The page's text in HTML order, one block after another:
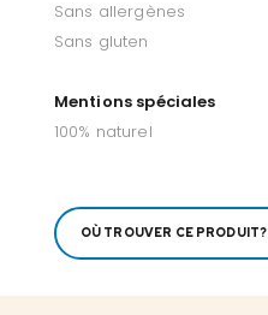
Sans allergènes
Sans gluten
Mentions spéciales
100% naturel
OÙ TROUVER CE PRODUIT?